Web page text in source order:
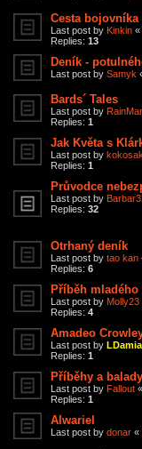
Cesta
Last post by Kinkin «
Replies: 13
Deník -
Last post by Samyk
Bards´ Tales
Last post by
Replies: 1
Jak Květa s
Last post by kokosak
Replies: 1
Průvodce
Last post by
Replies: 32
Otrhaný deník
Last post by tao kan
Replies: 6
Příběh mladého
Last post by Molly23
Replies: 4
Amadeo
Last post by
Replies: 1
Příběhy a
Last post by Fallout «
Replies: 1
Alwariel
Last post by donar «